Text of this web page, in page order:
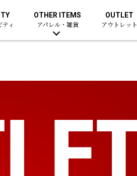
ィ
OTHER ITEMS
アパレル・雑貨
OUTLET
アウトレット